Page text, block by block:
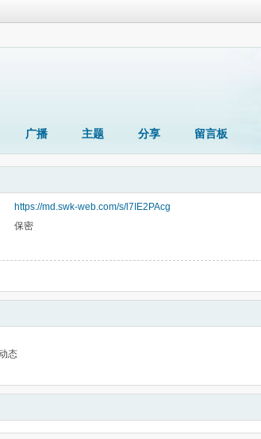
广播 主题 分享 留言板
https://md.swk-web.com/s/l7IE2PAcg
保密
态